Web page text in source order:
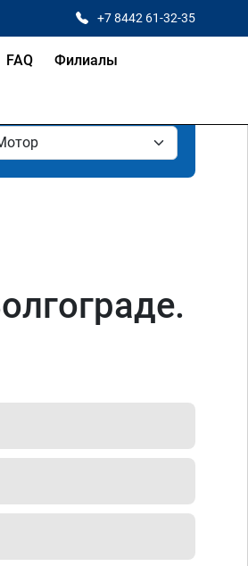
+7 8442 61-32-35
FAQ Филиалы